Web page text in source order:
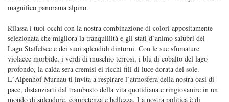
magnifico panorama alpino.
Rilassa i tuoi occhi con la nostra combinazione di colori appositamente
selezionata che migliora la tranquillità e gli stati d`animo salubri del
Lago Staffelsee e dei suoi splendidi dintorni. Con le sue sfumature
violacee morbide, i verdi di muschio terrosi, i blu di cobalto del lago
profondo, la calda sera cremisi ei ricchi fili di luce dorata del sole.
L`Alpenhof Murnau ti invita a respirare l`atmosfera della nostra oasi di
pace, distanziarti dal trambusto della vita quotidiana e ringiovanire in un
mondo di splendore, competenza e bellezza. La nostra politica è di